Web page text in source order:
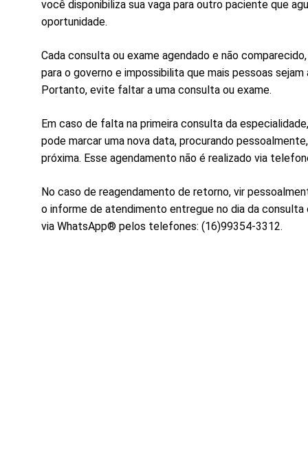
você disponibiliza sua vaga para outro paciente que
oportunidade.
Cada consulta ou exame agendado e não
para o governo e impossibilita que mais pessoas
Portanto, evite faltar a uma consulta ou exame.
Em caso de falta na primeira consulta da
pode marcar uma nova data, procurando
próxima. Esse agendamento não é realizado via
No caso de reagendamento de retorno, vir
o informe de atendimento entregue no dia da consulta
via WhatsApp® pelos telefones: (16)99354-3312.